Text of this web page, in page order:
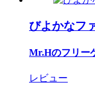
びよかなフ
Mr.Hのフリー
レビュー